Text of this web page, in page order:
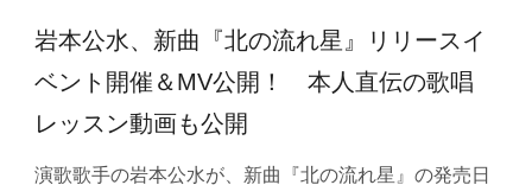
岩本公水、新曲『北の流れ星』リリースイ
ベント開催＆MV公開！ 本人直伝の歌唱
レッスン動画も公開
演歌歌手の岩本公水が、新曲『北の流れ星』の発売日